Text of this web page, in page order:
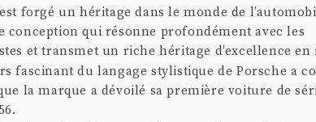
forgé un héritage dans le monde de
conception qui résonne profondément avec les
et transmet un riche héritage d’excellence en
fascinant du langage stylistique de Porsche a
la marque a dévoilé sa première voiture de